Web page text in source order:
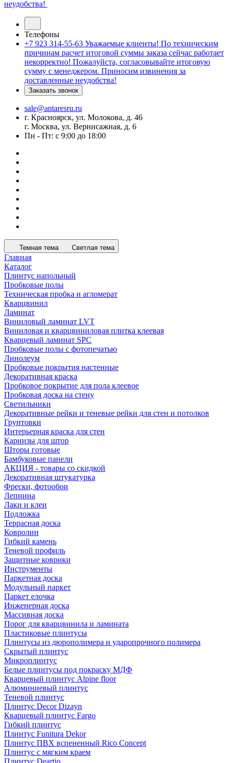
неудобства!
Телефоны
+7 923 314-55-63 Уважаемые клиенты! По техническим
причинам расчет итоговой суммы заказа сейчас работает
некорректно! Пожалуйста, согласовывайте итоговую
сумму с менеджером. Приносим извинения за
доставленные неудобства!
Заказать звонок
sale@antaresru.ru
г. Красноярск, ул. Молокова, д. 46
г. Москва, ул. Вернисажная, д. 6
Пн - Пт: с 9:00 до 18:00
Темная тема Светлая тема
Главная
Каталог
Плинтус напольный
Пробковые полы
Техническая пробка и агломерат
Кварцвинил
Ламинат
Виниловый ламинат LVT
Виниловая и кварцвиниловая плитка клеевая
Кварцевый ламинат SPC
Пробковые полы с фотопечатью
Линолеум
Пробковые покрытия настенные
Декоративная краска
Пробковое покрытие для пола клеевое
Пробковая доска на стену
Светильники
Декоративные рейки и теневые рейки для стен и потолков
Грунтовки
Интерьерная краска для стен
Карнизы для штор
Шторы готовые
Бамбуковые панели
АКЦИЯ - товары со скидкой
Декоративная штукатурка
Фрески, фотообои
Лепнина
Лаки и клеи
Подложка
Террасная доска
Ковролин
Гибкий камень
Теневой профиль
Защитные коврики
Инструменты
Паркетная доска
Модульный паркет
Паркет елочка
Инженерная доска
Массивная доска
Порог для кварцвинила и ламината
Пластиковые плинтусы
Плинтусы из дюрополимера и ударопрочного полимера
Скрытый плинтус
Микроплинтус
Белые плинтусы под покраску МДФ
Кварцевый плинтус Alpine floor
Алюминиевый плинтус
Теневой плинтус
Плинтус Decor Dizayn
Кварцевый плинтус Fargo
Гибкий плинтус
Плинтус Funitura Dekor
Плинтус ПВХ вспененный Rico Concept
Плинтус с мягким краем
Плинтус Deartio